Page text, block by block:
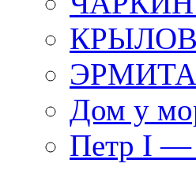
КРЫЛОВ
Дом у
Петр I —